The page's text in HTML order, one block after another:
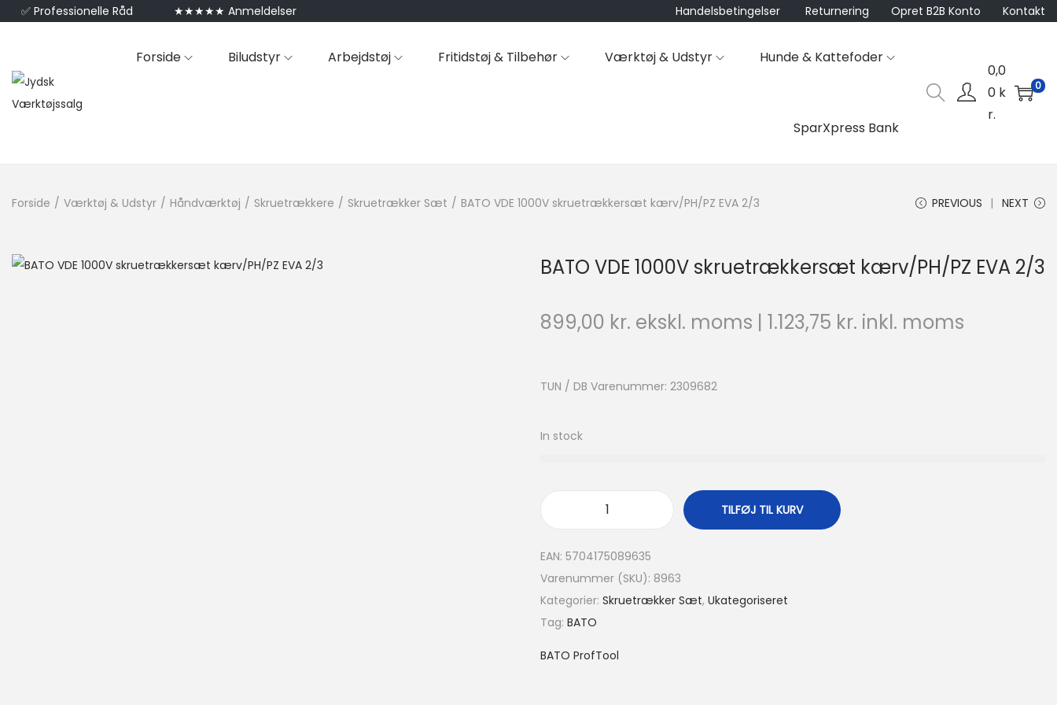
✅ Professionelle Råd ★★★★★ Anmeldelser Handelsbetingelser Returnering Opret B2B Konto Kontakt
Forside Biludstyr Arbejdstøj Fritidstøj & Tilbehør Værktøj & Udstyr Hunde & Kattefoder
SparXpress Bank
0,0
0 k
r.
0
Forside / Værktøj & Udstyr / Håndværktøj / Skruetrækkere / Skruetrækker Sæt / BATO VDE 1000V skruetrækkersæt kærv/PH/PZ EVA 2/3 PREVIOUS NEXT
BATO VDE 1000V skruetrækkersæt kærv/PH/PZ EVA 2/3
899,00 kr. ekskl. moms | 1.123,75 kr. inkl. moms
TUN / DB Varenummer: 2309682
In stock
TILFØJ TIL KURV
EAN: 5704175089635
Varenummer (SKU): 8963
Kategorier: Skruetrækker Sæt, Ukategoriseret
Tag: BATO
BATO ProfTool